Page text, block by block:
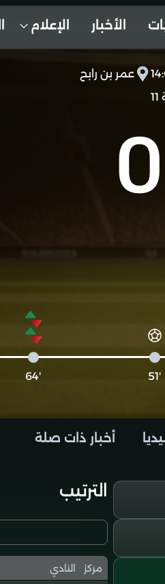
الأخبار الإعلام
عمر بن رابح
0
'51
'64
أخبار ذات صلة
الترتيب
مركز النادي